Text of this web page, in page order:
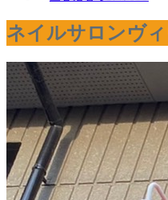
ネイルサロンヴィ